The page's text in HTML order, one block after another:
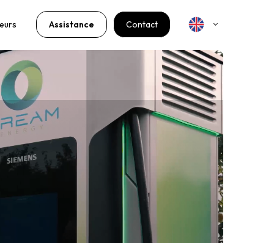
Assistance Contact